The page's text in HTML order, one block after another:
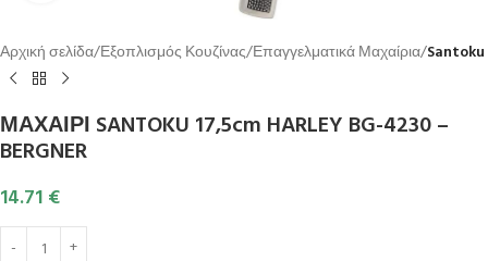
Αρχική σελίδα Εξοπλισμός Κουζίνας Επαγγελματικά Μαχαίρια Santoku
ΜΑΧΑΙΡΙ SANTOKU 17,5cm HARLEY BG-4230 –
BERGNER
14.71 €